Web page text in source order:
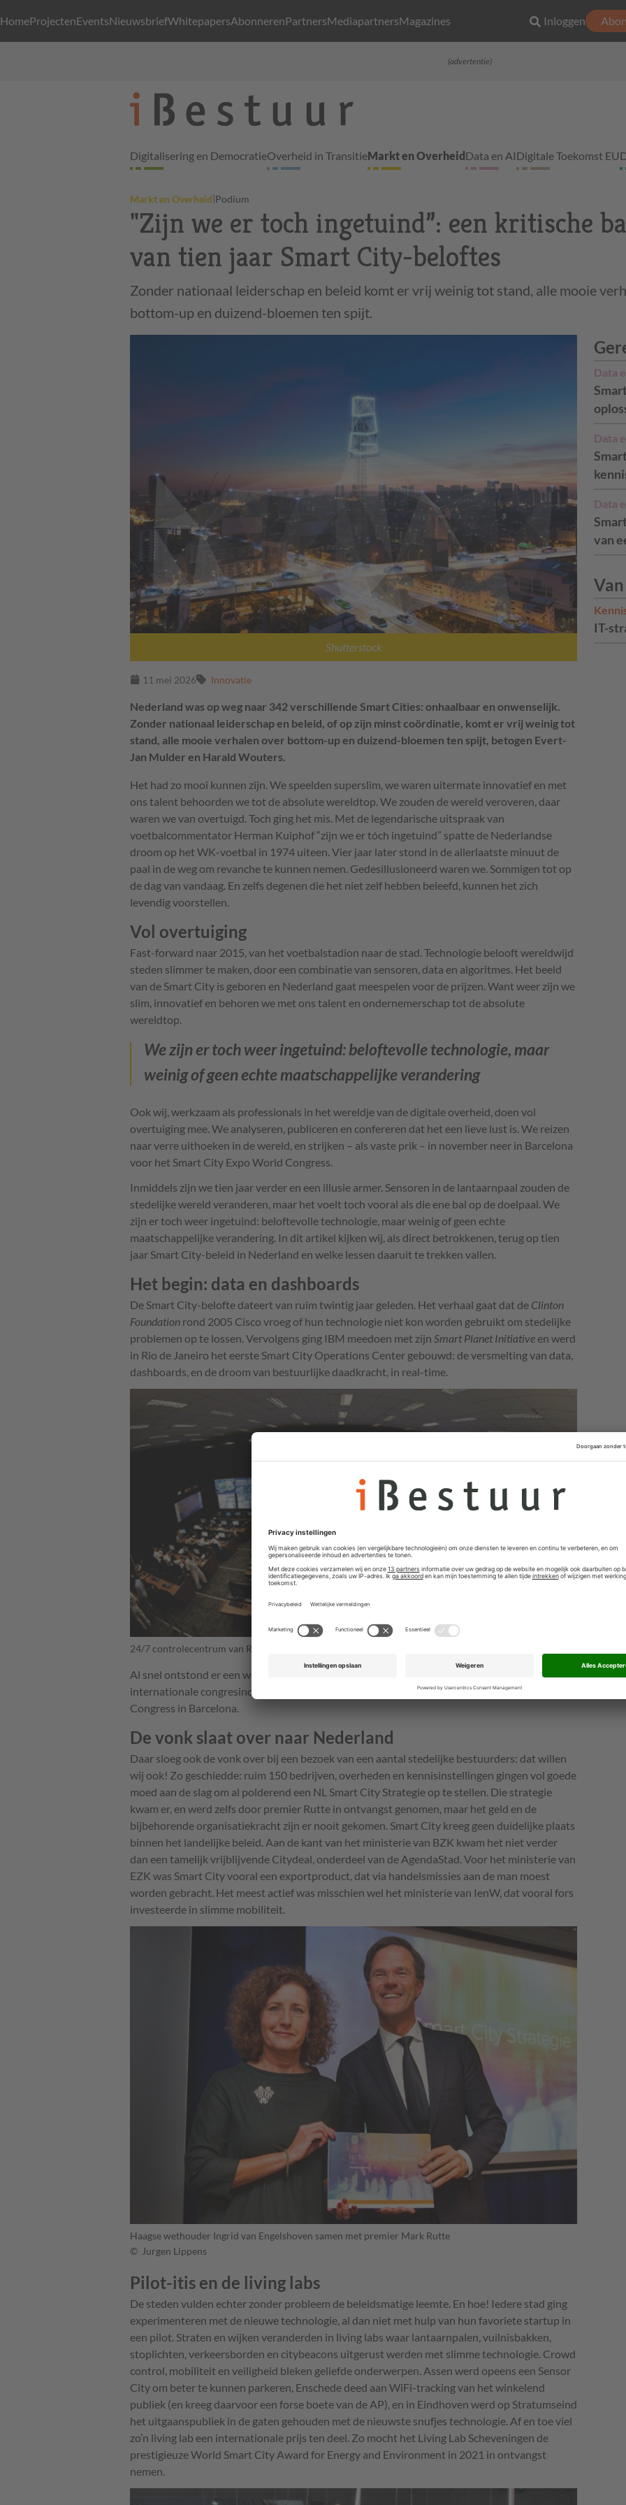
HomeProjectenEventsNieuwsbriefWhitepapersAbonnerenPartnersMediapartnersMagazines Inloggen
(advertentie)
Digitalisering en DemocratieOverheid in TransitieMarkt en Overheid Data en AIDigitale Toekomst EU
Markt en Overheid|Podium
"Zijn we er toch ingetuind”: een kritische
van tien jaar Smart City-beloftes
Zonder nationaal leiderschap en beleid komt er vrij weinig tot stand, alle mooie
bottom-up en duizend-bloemen ten spijt.
Shutterstock
11 mei 2026 Innovatie
Data
Data
Data
van
IT-
Nederland was op weg naar 342 verschillende Smart Cities: onhaalbaar en onwenselijk.
Zonder nationaal leiderschap en beleid, of op zijn minst coördinatie, komt er vrij weinig tot
stand, alle mooie verhalen over bottom-up en duizend-bloemen ten spijt, betogen Evert-
Jan Mulder en Harald Wouters.
Het had zo mooi kunnen zijn. We speelden superslim, we waren uitermate innovatief en met
ons talent behoorden we tot de absolute wereldtop. We zouden de wereld veroveren, daar
waren we van overtuigd. Toch ging het mis. Met de legendarische uitspraak van
voetbalcommentator Herman Kuiphof “zijn we er tóch ingetuind” spatte de Nederlandse
droom op het WK-voetbal in 1974 uiteen. Vier jaar later stond in de allerlaatste minuut de
paal in de weg om revanche te kunnen nemen. Gedesillusioneerd waren we. Sommigen tot op
de dag van vandaag. En zelfs degenen die het niet zelf hebben beleefd, kunnen het zich
levendig voorstellen.
Vol overtuiging
Fast-forward naar 2015, van het voetbalstadion naar de stad. Technologie belooft wereldwijd
steden slimmer te maken, door een combinatie van sensoren, data en algoritmes. Het beeld
van de Smart City is geboren en Nederland gaat meespelen voor de prijzen. Want weer zijn we
slim, innovatief en behoren we met ons talent en ondernemerschap tot de absolute
wereldtop.
We zijn er toch weer ingetuind: beloftevolle technologie, maar
weinig of geen echte maatschappelijke verandering
Ook wij, werkzaam als professionals in het wereldje van de digitale overheid, doen vol
overtuiging mee. We analyseren, publiceren en confereren dat het een lieve lust is. We reizen
naar verre uithoeken in de wereld, en strijken – als vaste prik – in november neer in Barcelona
voor het Smart City Expo World Congress.
Inmiddels zijn we tien jaar verder en een illusie armer. Sensoren in de lantaarnpaal zouden de
stedelijke wereld veranderen, maar het voelt toch vooral als die ene bal op de doelpaal. We
zijn er toch weer ingetuind: beloftevolle technologie, maar weinig of geen echte
maatschappelijke verandering. In dit artikel kijken wij, als direct betrokkenen, terug op tien
jaar Smart City-beleid in Nederland en welke lessen daaruit te trekken vallen.
Het begin: data en dashboards
De Smart City-belofte dateert van ruim twintig jaar geleden. Het verhaal gaat dat de Clinton
Foundation rond 2005 Cisco vroeg of hun technologie niet kon worden gebruikt om stedelijke
problemen op te lossen. Vervolgens ging IBM meedoen met zijn Smart Planet Initiative en werd
in Rio de Janeiro het eerste Smart City Operations Center gebouwd: de versmelting van data,
dashboards, en de droom van bestuurlijke daadkracht, in real-time.
24/7 controlecentrum van Rio de Janeiro
Al snel ontstond er een wereldwijde “buzz” rondom smart city, handig gevoed door de
internationale congresindustrie, met als uithangbord de jaarlijkse Smart City Expo World
Congress in Barcelona.
De vonk slaat over naar Nederland
Daar sloeg ook de vonk over bij een bezoek van een aantal stedelijke bestuurders: dat willen
wij ook! Zo geschiedde: ruim 150 bedrijven, overheden en kennisinstellingen gingen vol goede
moed aan de slag om al polderend een NL Smart City Strategie op te stellen. Die strategie
kwam er, en werd zelfs door premier Rutte in ontvangst genomen, maar het geld en de
bijbehorende organisatiekracht zijn er nooit gekomen. Smart City kreeg geen duidelijke plaats
binnen het landelijke beleid. Aan de kant van het ministerie van BZK kwam het niet verder
dan een tamelijk vrijblijvende Citydeal, onderdeel van de AgendaStad. Voor het ministerie van
EZK was Smart City vooral een exportproduct, dat via handelsmissies aan de man moest
worden gebracht. Het meest actief was misschien wel het ministerie van IenW, dat vooral fors
investeerde in slimme mobiliteit.
Haagse wethouder Ingrid van Engelshoven samen met premier Mark Rutte
© Jurgen Lippens
Pilot-itis en de living labs
De steden vulden echter zonder probleem de beleidsmatige leemte. En hoe! Iedere stad ging
experimenteren met de nieuwe technologie, al dan niet met hulp van hun favoriete startup in
een pilot. Straten en wijken veranderden in living labs waar lantaarnpalen, vuilnisbakken,
stoplichten, verkeersborden en citybeacons uitgerust werden met slimme technologie. Crowd
control, mobiliteit en veiligheid bleken geliefde onderwerpen. Assen werd opeens een Sensor
City om beter te kunnen parkeren, Enschede deed aan WiFi-tracking van het winkelend
publiek (en kreeg daarvoor een forse boete van de AP), en in Eindhoven werd op Stratumseind
het uitgaanspubliek in de gaten gehouden met de nieuwste snufjes technologie. Af en toe viel
zo’n living lab een internationale prijs ten deel. Zo mocht het Living Lab Scheveningen de
prestigieuze World Smart City Award for Energy and Environment in 2021 in ontvangst
nemen.